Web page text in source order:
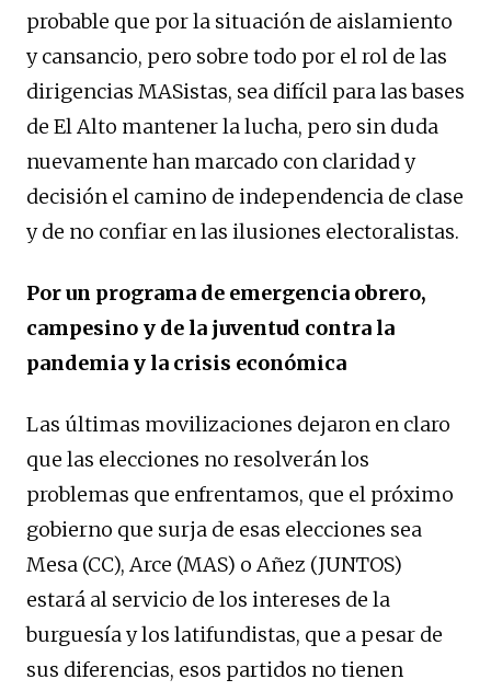
probable que por la situación de aislamiento
y cansancio, pero sobre todo por el rol de las
dirigencias MASistas, sea difícil para las bases
de El Alto mantener la lucha, pero sin duda
nuevamente han marcado con claridad y
decisión el camino de independencia de clase
y de no confiar en las ilusiones electoralistas.
Por un programa de emergencia obrero,
campesino y de la juventud contra la
pandemia y la crisis económica
Las últimas movilizaciones dejaron en claro
que las elecciones no resolverán los
problemas que enfrentamos, que el próximo
gobierno que surja de esas elecciones sea
Mesa (CC), Arce (MAS) o Añez (JUNTOS)
estará al servicio de los intereses de la
burguesía y los latifundistas, que a pesar de
sus diferencias, esos partidos no tienen